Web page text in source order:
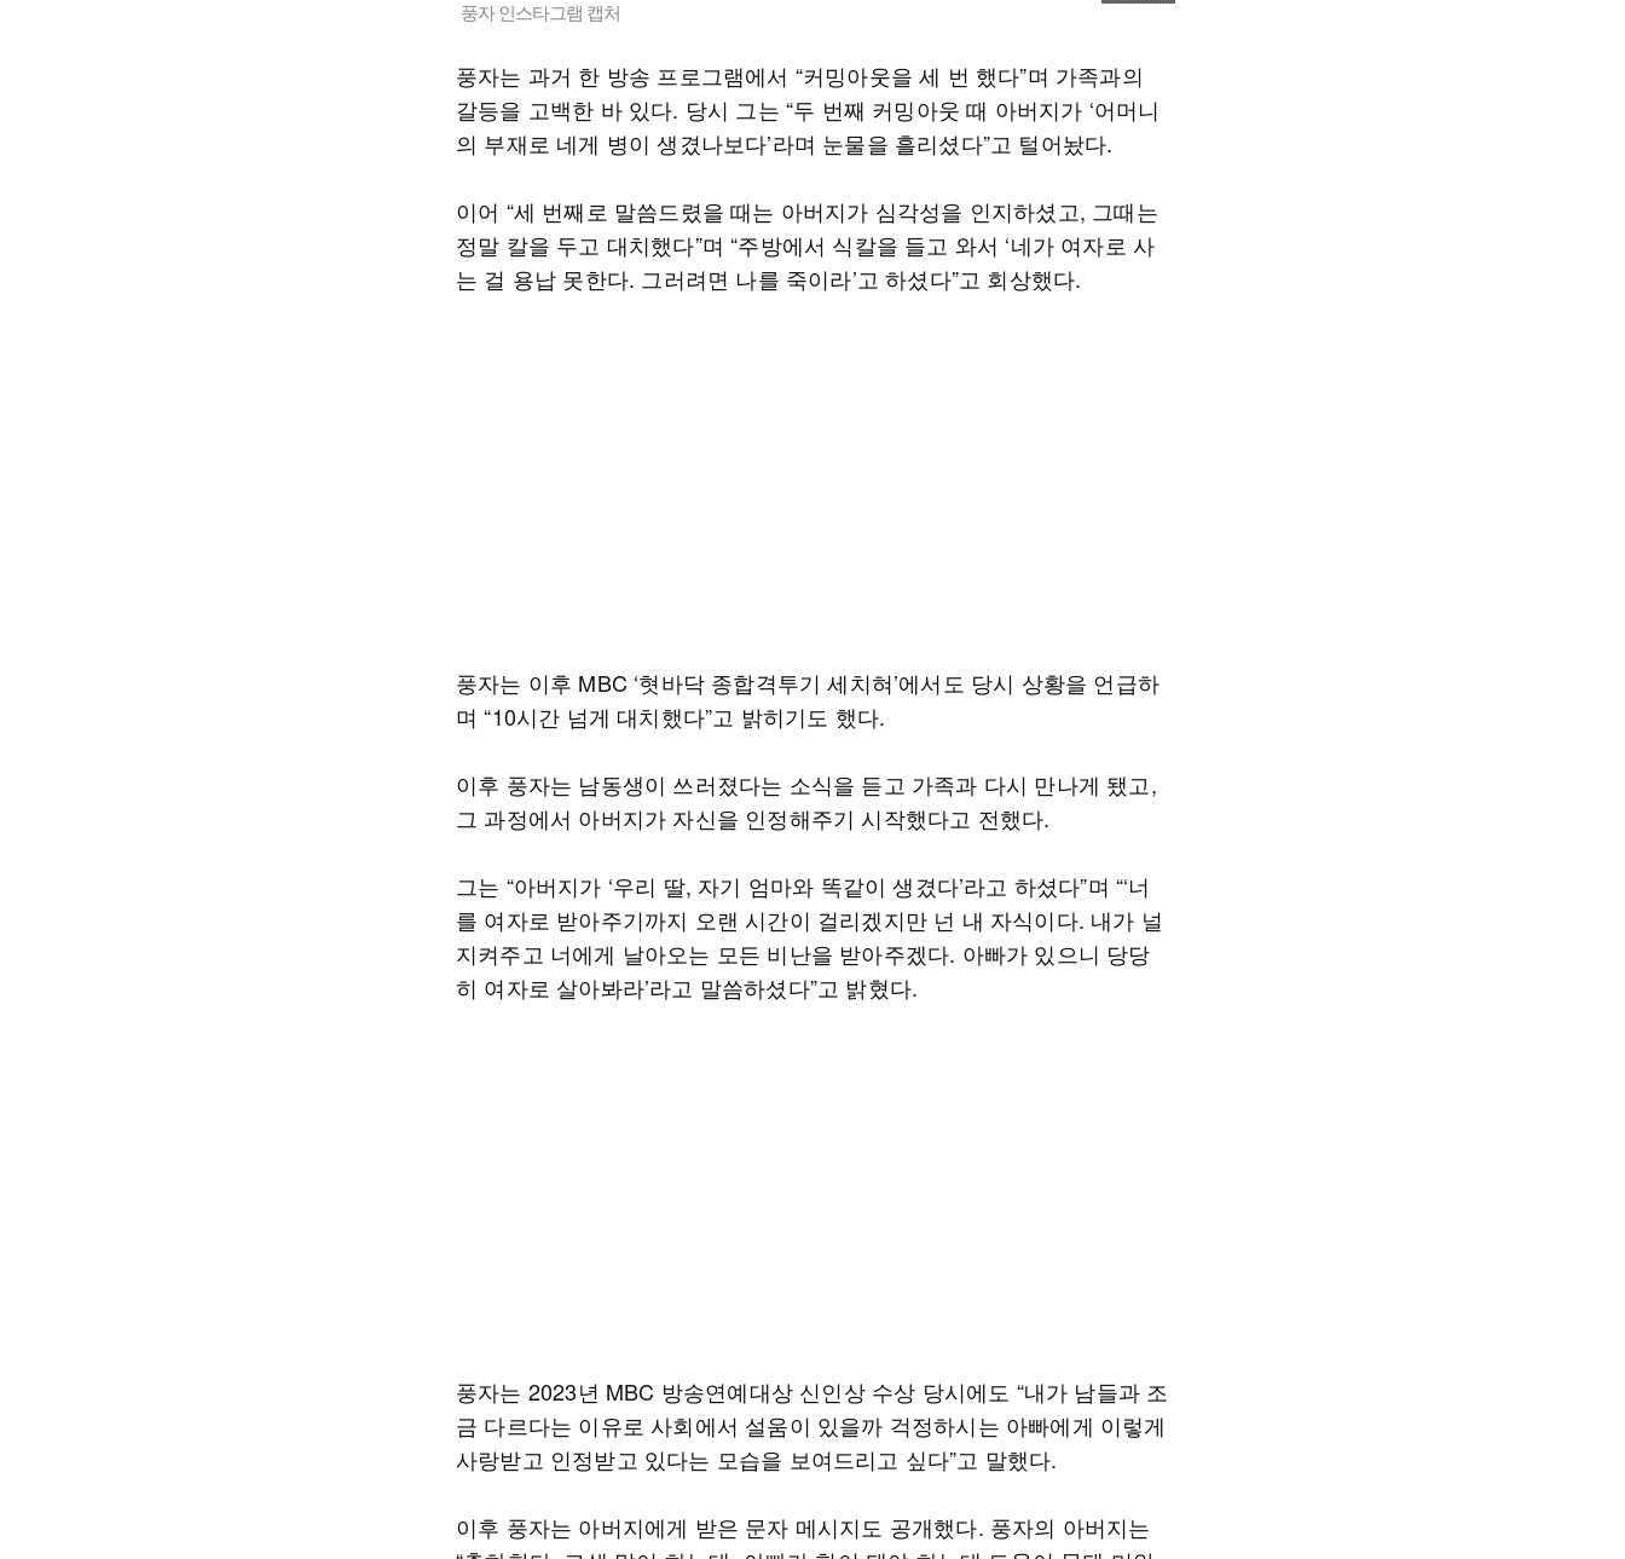
풍자 인스타그램 캡처
풍자는 과거 한 방송 프로그램에서 “커밍아웃을 세 번 했다”며 가족과의
갈등을 고백한 바 있다. 당시 그는 “두 번째 커밍아웃 때 아버지가 ‘어머니
의 부재로 네게 병이 생겼나보다’라며 눈물을 흘리셨다”고 털어놨다.
이어 “세 번째로 말씀드렸을 때는 아버지가 심각성을 인지하셨고, 그때는
정말 칼을 두고 대치했다”며 “주방에서 식칼을 들고 와서 ‘네가 여자로 사
는 걸 용납 못한다. 그러려면 나를 죽이라’고 하셨다”고 회상했다.
풍자는 이후 MBC ‘혓바닥 종합격투기 세치혀’에서도 당시 상황을 언급하
며 “10시간 넘게 대치했다”고 밝히기도 했다.
이후 풍자는 남동생이 쓰러졌다는 소식을 듣고 가족과 다시 만나게 됐고,
그 과정에서 아버지가 자신을 인정해주기 시작했다고 전했다.
그는 “아버지가 ‘우리 딸, 자기 엄마와 똑같이 생겼다’라고 하셨다”며 “‘너
를 여자로 받아주기까지 오랜 시간이 걸리겠지만 넌 내 자식이다. 내가 널
지켜주고 너에게 날아오는 모든 비난을 받아주겠다. 아빠가 있으니 당당
히 여자로 살아봐라’라고 말씀하셨다”고 밝혔다.
풍자는 2023년 MBC 방송연예대상 신인상 수상 당시에도 “내가 남들과 조
금 다르다는 이유로 사회에서 설움이 있을까 걱정하시는 아빠에게 이렇게
사랑받고 인정받고 있다는 모습을 보여드리고 싶다”고 말했다.
이후 풍자는 아버지에게 받은 문자 메시지도 공개했다. 풍자의 아버지는